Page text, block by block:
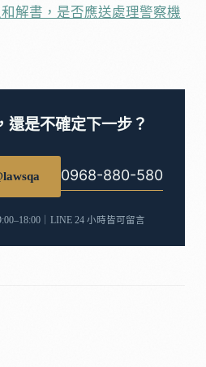
解書，是否應送處理警察機
還是不確定下一步？
0968-880-580
｜LINE 24 小時皆可留言